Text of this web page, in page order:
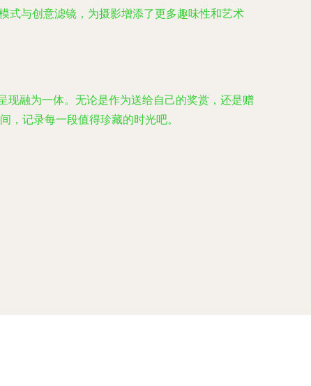
式与创意滤镜，为摄影增添了更多趣味性和艺术
现融为一体。无论是作为送给自己的奖赏，还是赠
，记录每一段值得珍藏的时光吧。